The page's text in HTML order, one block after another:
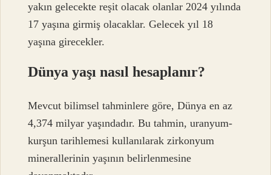
yakın gelecekte reşit olacak olanlar 2024 yılında
17 yaşına girmiş olacaklar. Gelecek yıl 18
yaşına girecekler.
Dünya yaşı nasıl hesaplanır?
Mevcut bilimsel tahminlere göre, Dünya en az
4,374 milyar yaşındadır. Bu tahmin, uranyum-
kurşun tarihlemesi kullanılarak zirkonyum
minerallerinin yaşının belirlenmesine